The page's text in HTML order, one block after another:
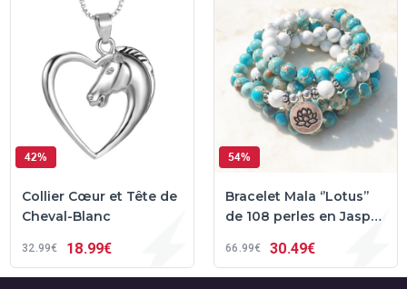
42%
Collier Cœur et Tête de
Cheval-Blanc
32 99€ 18 99€
54%
Bracelet Mala ‘’Lotus’’
de 108 perles en Jaspe
66 99€ 30 49€